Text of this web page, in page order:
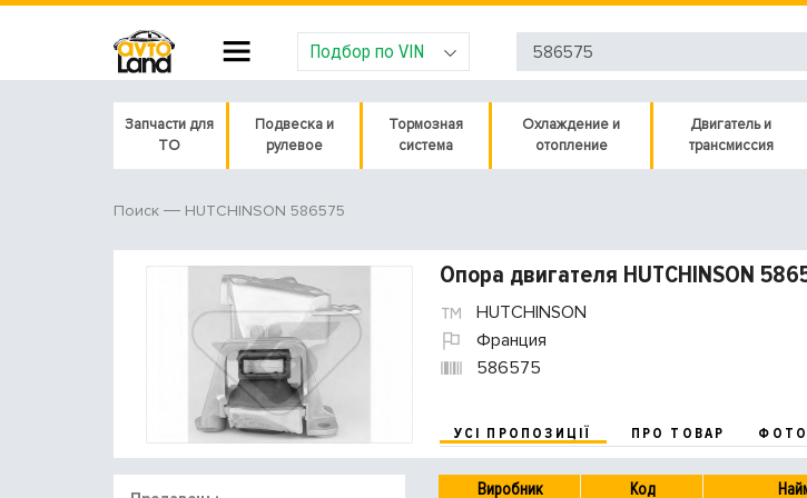
Подбор по VIN
Запчасти для
ТО
Подвеска и
рулевое
Тормозная
система
Охлаждение и
отопление
Двигатель и
трансмиссия
Поиск HUTCHINSON 586575
Опора двигателя HUTCHINSON
HUTCHINSON
Франция
586575
УСІ ПРОПОЗИЦІЇ ПРО ТОВАР ФОТО
Виробник Код